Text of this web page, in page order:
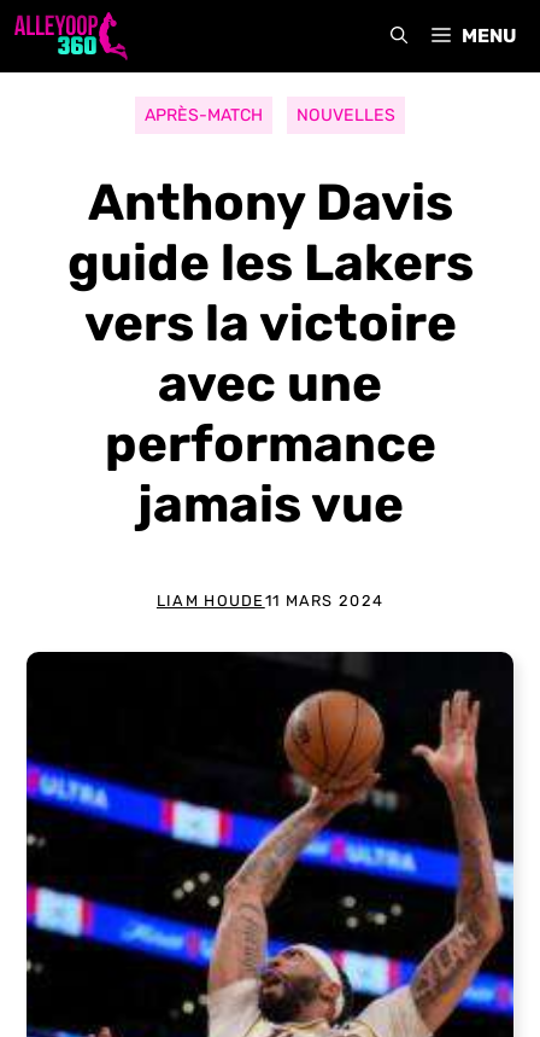
Aller
MENU
APRÈS-MATCH NOUVELLES
Anthony Davis
guide les Lakers
vers la victoire
avec une
performance
jamais vue
LIAM HOUDE 11 MARS 2024